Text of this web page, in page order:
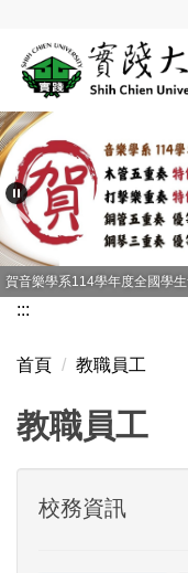
主
內
容
區
賀音樂學系114學年度全國學
:::
首頁 教職員工
教職員工
校務資訊